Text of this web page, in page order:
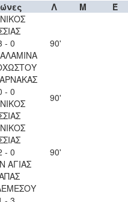
Λ Μ
Έ
- 0
90'
- 0
90'
- 0
ΑΓΙΑΣ
90'